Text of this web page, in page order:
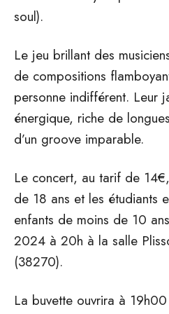
soul).
Le jeu brillant des
de compositions
personne indifférent. Leur
énergique, riche de
d’un groove imparable.
Le concert, au tarif de
de 18 ans et les étudiants
enfants de moins de 10
2024 à 20h à la salle
(38270).
La buvette ouvrira à